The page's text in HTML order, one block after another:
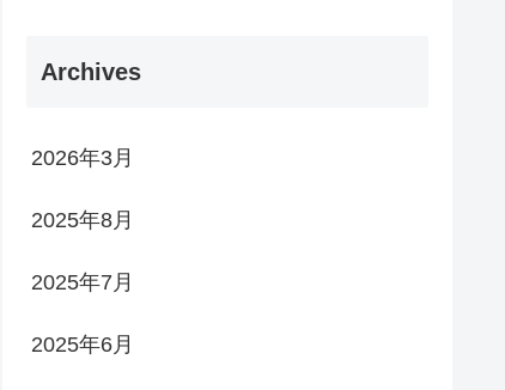
Archives
2026年3月
2025年8月
2025年7月
2025年6月